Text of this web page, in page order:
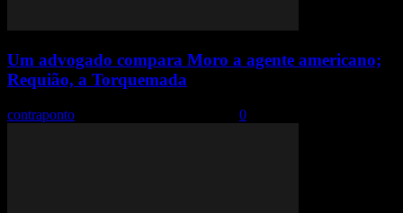
Um advogado compara Moro a agente americano;
Requião, a Torquemada
contraponto 0